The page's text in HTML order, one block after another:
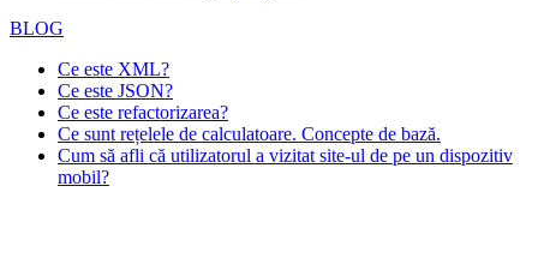
BLOG
Ce este XML?
Ce este JSON?
Ce este refactorizarea?
Ce sunt rețelele de calculatoare. Concepte de bază.
Cum să afli că utilizatorul a vizitat site-ul de pe un dispozitiv
mobil?